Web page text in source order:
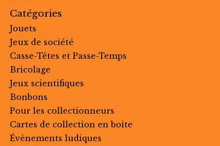
Catégories
Jouets
Jeux de société
Casse-Têtes et Passe-Temps
Bricolage
Jeux scientifiques
Bonbons
Pour les collectionneurs
Cartes de collection en boite
Évènements ludiques